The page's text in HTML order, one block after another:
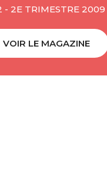
- 2E TRIMESTRE 2009
VOIR LE MAGAZINE